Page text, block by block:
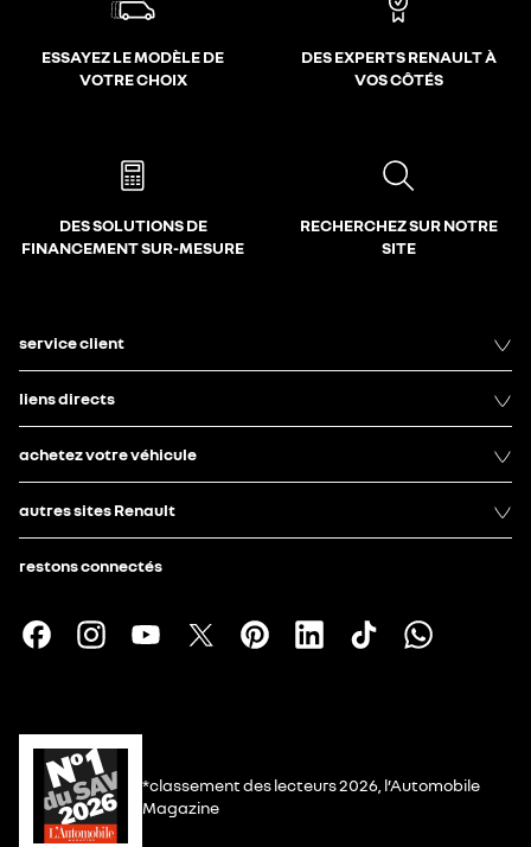
ESSAYEZ LE MODÈLE DE
VOTRE CHOIX
DES EXPERTS RENAULT À
VOS CÔTÉS
DES SOLUTIONS DE
FINANCEMENT SUR-MESURE
RECHERCHEZ SUR NOTRE
SITE
service client
liens directs
achetez votre véhicule
autres sites Renault
restons connectés
*classement des lecteurs 2026, l’Automobile
Magazine